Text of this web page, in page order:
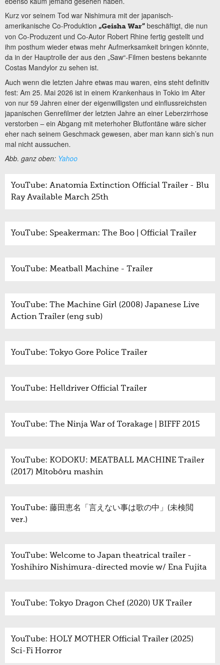
Kurz vor seinem Tod war Nishimura mit der japanisch-
amerikanische Co-Produktion „Geisha War“ beschäftigt, die nun
von Co-Produzent und Co-Autor Robert Rhine fertig gestellt und
ihm posthum wieder etwas mehr Aufmerksamkeit bringen könnte,
da in der Hauptrolle der aus den „Saw“-Filmen bestens bekannte
Costas Mandylor zu sehen ist.
Auch wenn die letzten Jahre etwas mau waren, eins steht definitiv
fest: Am 25. Mai 2026 ist in einem Krankenhaus in Tokio im Alter
von nur 59 Jahren einer der eigenwilligsten und einflussreichsten
japanischen Genrefilmer der letzten Jahre an einer Leberzirrhose
verstorben – ein Abgang mit meterhoher Blutfontäne wäre sicher
eher nach seinem Geschmack gewesen, aber man kann sich’s nun
mal nicht aussuchen.
Abb. ganz oben: Yahoo
YouTube: Anatomia Extinction Official Trailer - Blu
Ray Available March 25th
YouTube: Speakerman: The Boo | Official Trailer
YouTube: Meatball Machine - Trailer
YouTube: The Machine Girl (2008) Japanese Live
Action Trailer (eng sub)
YouTube: Tokyo Gore Police Trailer
YouTube: Helldriver Official Trailer
YouTube: The Ninja War of Torakage | BIFFF 2015
YouTube: KODOKU: MEATBALL MACHINE Trailer
(2017) Mîtobôru mashin
YouTube: 藤田恵名「言えない事は歌の中」(未検閲
ver.)
YouTube: Welcome to Japan theatrical trailer -
Yoshihiro Nishimura-directed movie w/ Ena Fujita
YouTube: Tokyo Dragon Chef (2020) UK Trailer
YouTube: HOLY MOTHER Official Trailer (2025)
Sci-Fi Horror